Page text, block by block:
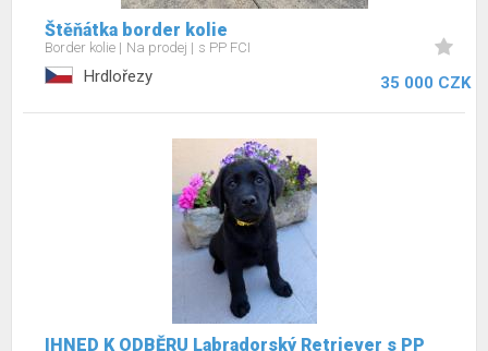
Štěňátka border kolie
Border kolie Na prodej s PP FCI
Hrdlořezy 35 000 CZK
IHNED K ODBĚRU Labradorský Retriever s PP